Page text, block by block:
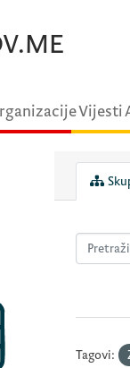
Vijesti
Tagovi: